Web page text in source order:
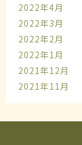
2022年4月
2022年3月
2022年2月
2022年1月
2021年12月
2021年11月